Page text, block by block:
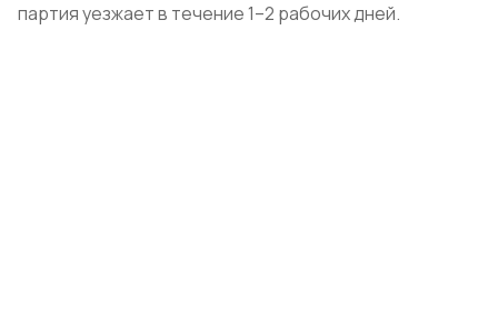
партия уезжает в течение 1–2 рабочих дней.